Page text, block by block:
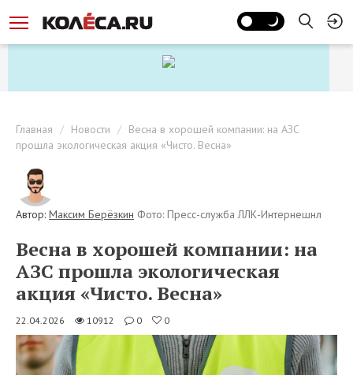
Главная Новости
Весна в хорошей компании: на АЗС
прошла экологическая акция «Чисто. Весна»
Автор: Максим Берёзкин Фото: Пресс-служба ЛЛК-Интернешнл
Весна в хорошей компании: на
АЗС прошла экологическая
акция «Чисто. Весна»
22.04.2026 10912 0 0